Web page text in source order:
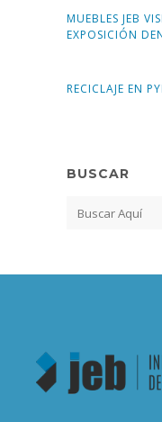
MUEBLES JEB
EXPOSICIÓN
RECICLAJE EN
BUSCAR